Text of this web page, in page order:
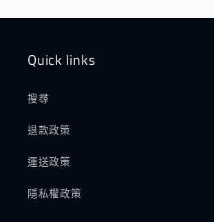
Quick links
搜尋
退款政策
運送政策
隱私權政策